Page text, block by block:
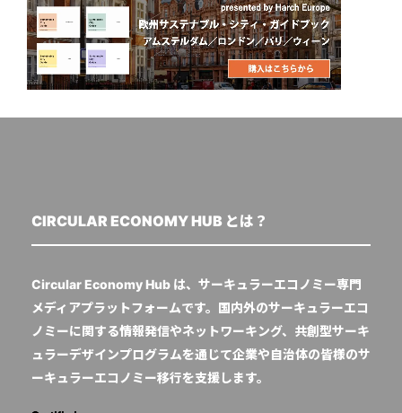
CIRCULAR ECONOMY HUB とは？
Circular Economy Hub は、サーキュラーエコノミー専門
メディアプラットフォームです。国内外のサーキュラーエコ
ノミーに関する情報発信やネットワーキング、共創型サーキ
ュラーデザインプログラムを通じて企業や自治体の皆様のサ
ーキュラーエコノミー移行を支援します。